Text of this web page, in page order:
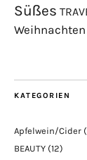
Süßes
Weihnachten
KATEGORIEN
Apfelwein/Cider
BEAUTY (12)